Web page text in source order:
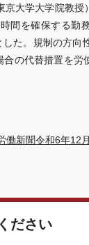
大学大学院教
間を確保する勤
た。規制の方向
の代替措置を労
働新聞令和6年12
ださい